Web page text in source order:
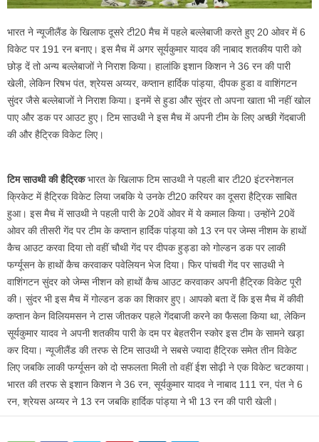
भारत ने न्यूजीलैंड के खिलाफ दूसरे टी20 मैच में पहले बल्लेबाजी करते हुए 20 ओवर में 6
विकेट पर 191 रन बनाए। इस मैच में अगर सूर्यकुमार यादव की नाबाद शतकीय पारी को
छोड़ दें तो अन्य बल्लेबाजों ने निराश किया। हालांकि इशान किशन ने 36 रन की पारी
खेली, लेकिन रिषभ पंत, श्रेयस अय्यर, कप्तान हार्दिक पांड्या, दीपक हुडा व वाशिंगटन
सुंदर जैसे बल्लेबाजों ने निराश किया। इनमें से हुडा और सुंदर तो अपना खाता भी नहीं खोल
पाए और डक पर आउट हुए। टिम साउथी ने इस मैच में अपनी टीम के लिए अच्छी गेंदबाजी
की और हैट्रिक विकेट लिए।
टिम साउथी की हैट्रिकभारत के खिलाफ टिम साउथी ने पहली बार टी20 इंटरनेशनल
क्रिकेट में हैट्रिक विकेट लिया जबकि ये उनके टी20 करियर का दूसरा हैट्रिक साबित
हुआ। इस मैच में साउथी ने पहली पारी के 20वें ओवर में ये कमाल किया। उन्होंने 20वें
ओवर की तीसरी गेंद पर टीम के कप्तान हार्दिक पांड्या को 13 रन पर जेम्स नीशम के हाथों
कैच आउट करवा दिया तो वहीं चौथी गेंद पर दीपक हुड्डा को गोल्डन डक पर लाकी
फर्ग्यूसन के हाथों कैच करवाकर पवेलियन भेज दिया। फिर पांचवी गेंद पर साउथी ने
वाशिंगटन सुंदर को जेम्स नीशन को हाथों कैच आउट करवाकर अपनी हैट्रिक विकेट पूरी
की। सुंदर भी इस मैच में गोल्डन डक का शिकार हुए। आपको बता दें कि इस मैच में कीवी
कप्तान केन विलियमसन ने टास जीतकर पहले गेंदबाजी करने का फैसला किया था, लेकिन
सूर्यकुमार यादव ने अपनी शतकीय पारी के दम पर बेहतरीन स्कोर इस टीम के सामने खड़ा
कर दिया। न्यूजीलैंड की तरफ से टिम साउथी ने सबसे ज्यादा हैट्रिक समेत तीन विकेट
लिए जबकि लाकी फर्ग्यूसन को दो सफलता मिली तो वहीं ईश सोढ़ी ने एक विकेट चटकाया।
भारत की तरफ से इशान किशन ने 36 रन, सूर्यकुमार यादव ने नाबाद 111 रन, पंत ने 6
रन, श्रेयस अय्यर ने 13 रन जबकि हार्दिक पांड्या ने भी 13 रन की पारी खेली।